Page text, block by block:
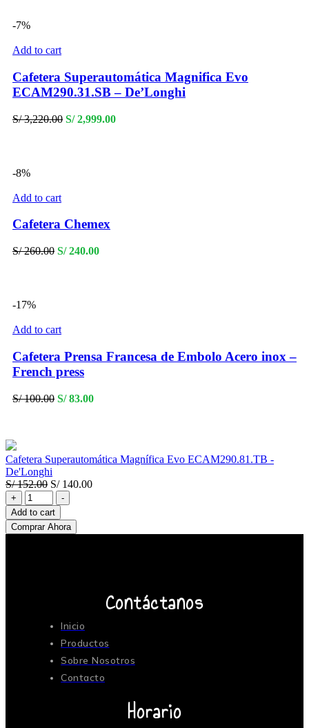
-7%
Add to cart
Cafetera Superautomática Magnifica Evo
ECAM290.31.SB – De’Longhi
S/3,220.00 Original
S/2,999.00Current
-8%
Add to cart
Cafetera Chemex
S/260.00 Original
S/240.00Current
-17%
Add to cart
Cafetera Prensa Francesa de Embolo Acero inox –
French press
S/100.00 Original
S/83.00Current
Cafetera Superautomática Magnífica Evo ECAM290.81.TB -
De'Longhi
S/152.00 Original
price
was:
S/ 152.00.
S/140.00Current
+
Cafetera
Superautomática
Magnífica
Evo
-
Add to cart
Comprar Ahora
Contáctanos
Inicio
Productos
Sobre Nosotros
Contacto
Horario